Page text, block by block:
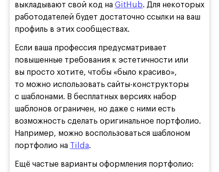
выкладывают свой код на GitHub. Для некоторых
работодателей будет достаточно ссылки на ваш
профиль в этих сообществах.
Если ваша профессия предусматривает
повышенные требования к эстетичности или
вы просто хотите, чтобы «было красиво»,
то можно использовать сайты-конструкторы
с шаблонами. В бесплатных версиях набор
шаблонов ограничен, но даже с ними есть
возможность сделать оригинальное портфолио.
Например, можно воспользоваться шаблоном
портфолио на Tilda.
Ещё частые варианты оформления портфолио: